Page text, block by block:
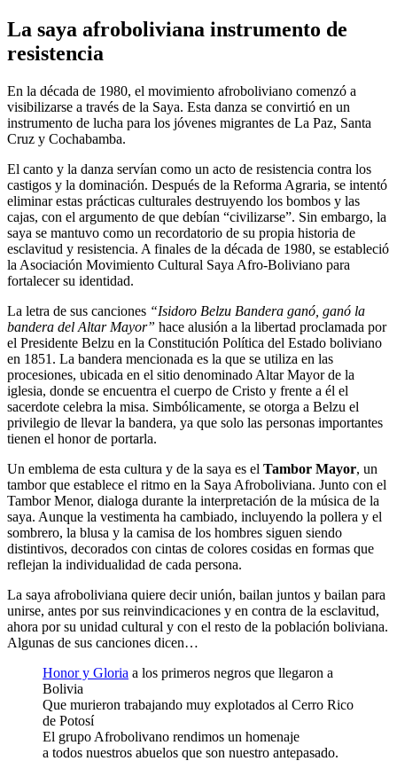
La saya afroboliviana instrumento de
resistencia
En la década de 1980, el movimiento afroboliviano comenzó a
visibilizarse a través de la Saya. Esta danza se convirtió en un
instrumento de lucha para los jóvenes migrantes de La Paz, Santa
Cruz y Cochabamba.
El canto y la danza servían como un acto de resistencia contra los
castigos y la dominación. Después de la Reforma Agraria, se intentó
eliminar estas prácticas culturales destruyendo los bombos y las
cajas, con el argumento de que debían “civilizarse”. Sin embargo, la
saya se mantuvo como un recordatorio de su propia historia de
esclavitud y resistencia. A finales de la década de 1980, se estableció
la Asociación Movimiento Cultural Saya Afro-Boliviano para
fortalecer su identidad.
La letra de sus canciones “Isidoro Belzu Bandera ganó, ganó la
bandera del Altar Mayor” hace alusión a la libertad proclamada por
el Presidente Belzu en la Constitución Política del Estado boliviano
en 1851. La bandera mencionada es la que se utiliza en las
procesiones, ubicada en el sitio denominado Altar Mayor de la
iglesia, donde se encuentra el cuerpo de Cristo y frente a él el
sacerdote celebra la misa. Simbólicamente, se otorga a Belzu el
privilegio de llevar la bandera, ya que solo las personas importantes
tienen el honor de portarla.
Un emblema de esta cultura y de la saya es el Tambor Mayor, un
tambor que establece el ritmo en la Saya Afroboliviana. Junto con el
Tambor Menor, dialoga durante la interpretación de la música de la
saya. Aunque la vestimenta ha cambiado, incluyendo la pollera y el
sombrero, la blusa y la camisa de los hombres siguen siendo
distintivos, decorados con cintas de colores cosidas en formas que
reflejan la individualidad de cada persona.
La saya afroboliviana quiere decir unión, bailan juntos y bailan para
unirse, antes por sus reinvindicaciones y en contra de la esclavitud,
ahora por su unidad cultural y con el resto de la población boliviana.
Algunas de sus canciones dicen…
Honor y Gloria a los primeros negros que llegaron a
Bolivia
Que murieron trabajando muy explotados al Cerro Rico
de Potosí
El grupo Afrobolivano rendimos un homenaje
a todos nuestros abuelos que son nuestro antepasado.